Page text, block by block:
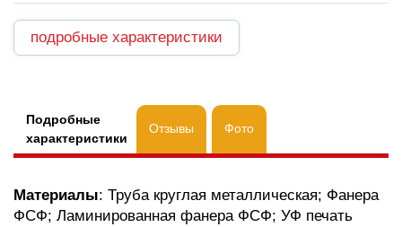
подробные характеристики
Подробные
характеристики
Отзывы Фото
Материалы: Труба круглая металлическая; Фанера
ФСФ; Ламинированная фанера ФСФ; УФ печать